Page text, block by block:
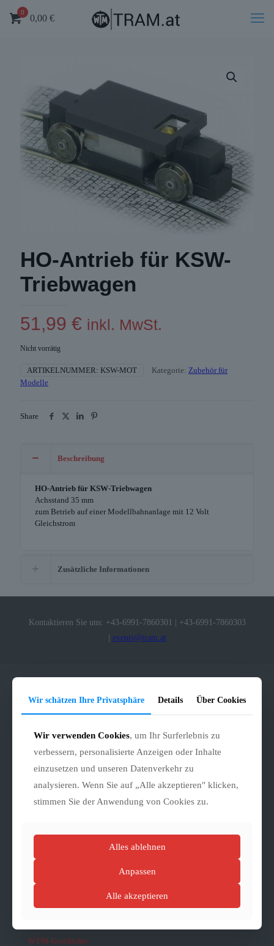
0
0,00 €
HO-Antrieb für KSW-
Triebwagen
51,99 € inkl. MwSt.
Nicht vorrätig
ARTIKELNUMMER: KSW-MOT Kategorie: Zubehör für
Modelle
Share
Beschreibung
HO-Antrieb für KSW-Triebwagen
Achsstand 35 mm
zum Betrieb auf einer Modellbahnanlage mit 12 Volt
Gleichstrom
Zusätzliche Informationen
Kontaktieren Sie uns: +43-6991-7860301 | +43-6991-7860303
| events@tram.at
Zusatzleistungen
persönliches Angebot
Familienfest
Kongress / Transfer
Preise / Tarif
WTM-Geschichte
Wir schätzen Ihre Privatsphäre Details Über Cookies
Wir verwenden Cookies, um Ihr Surferlebnis zu
verbessern, personalisierte Anzeigen oder Inhalte
einzusetzen und unseren Datenverkehr zu
analysieren. Wenn Sie auf „Alle akzeptieren" klicken,
stimmen Sie der Anwendung von Cookies zu.
Alles ablehnen
Anpassen
Alle akzeptieren